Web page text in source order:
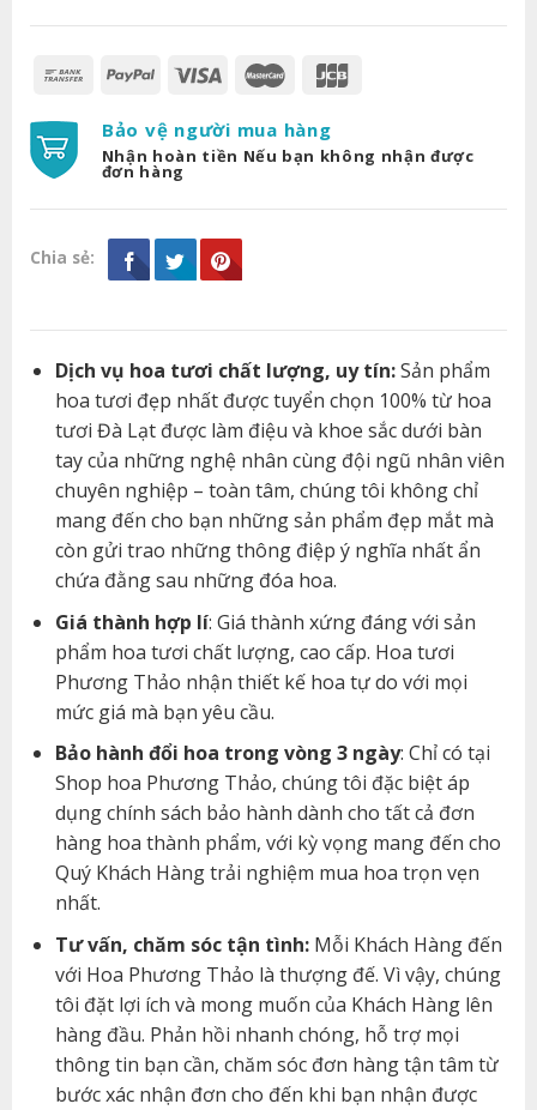
Bảo vệ người mua hàng
Nhận hoàn tiền Nếu bạn không nhận được
đơn hàng
Chia sẻ:
Dịch vụ hoa tươi chất lượng, uy tín:Sản phẩm
hoa tươi đẹp nhất được tuyển chọn 100% từ hoa
tươi Đà Lạt được làm điệu và khoe sắc dưới bàn
tay của những nghệ nhân cùng đội ngũ nhân viên
chuyên nghiệp – toàn tâm, chúng tôi không chỉ
mang đến cho bạn những sản phẩm đẹp mắt mà
còn gửi trao những thông điệp ý nghĩa nhất ẩn
chứa đằng sau những đóa hoa.
Giá thành hợp lí: Giá thành xứng đáng với sản
phẩm hoa tươi chất lượng, cao cấp. Hoa tươi
Phương Thảo nhận thiết kế hoa tự do với mọi
mức giá mà bạn yêu cầu.
Bảo hành đổi hoa trong vòng 3 ngày: Chỉ có tại
Shop hoa Phương Thảo, chúng tôi đặc biệt áp
dụng chính sách bảo hành dành cho tất cả đơn
hàng hoa thành phẩm, với kỳ vọng mang đến cho
Quý Khách Hàng trải nghiệm mua hoa trọn vẹn
nhất.
Tư vấn, chăm sóc tận tình:Mỗi Khách Hàng đến
với Hoa Phương Thảo là thượng đế. Vì vậy, chúng
tôi đặt lợi ích và mong muốn của Khách Hàng lên
hàng đầu. Phản hồi nhanh chóng, hỗ trợ mọi
thông tin bạn cần, chăm sóc đơn hàng tận tâm từ
bước xác nhận đơn cho đến khi bạn nhận được